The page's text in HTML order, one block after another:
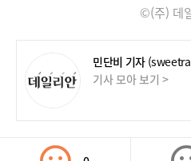
©(주) 데
민단비 기자
기사 모아 보기 >